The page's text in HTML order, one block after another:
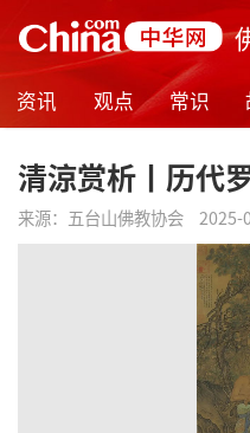
资讯 观点 常识
清涼赏析丨历代
来源： 五台山佛教协会 2025-